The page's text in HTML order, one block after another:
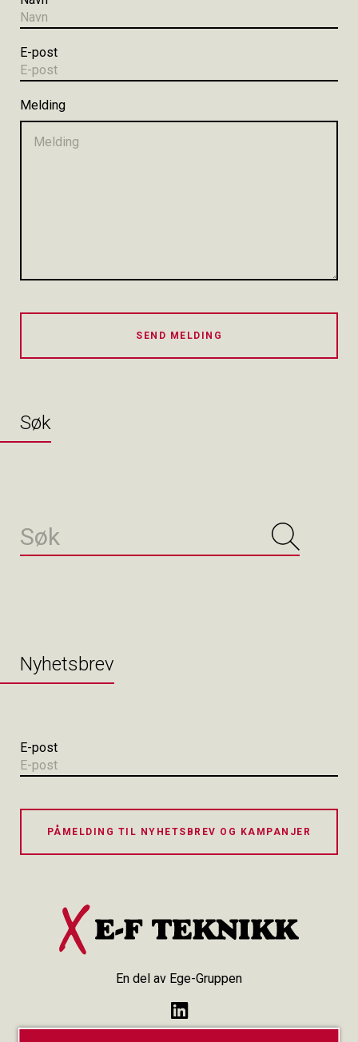
E-post
Melding
SEND MELDING
Søk
Nyhetsbrev
E-post
PÅMELDING TIL NYHETSBREV OG KAMPANJER
En del av Ege-Gruppen